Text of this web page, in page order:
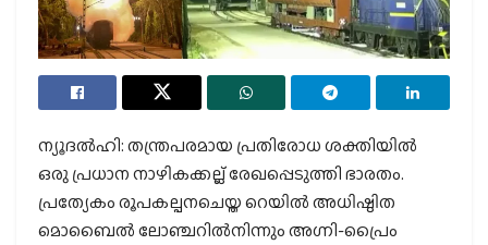
ന്യൂദല്‍ഹി: തന്ത്രപരമായ പ്രതിരോധ ശക്തിയിൽ
ഒരു പ്രധാന നാഴികക്കല്ല് രേഖപ്പെടുത്തി ഭാരതം.
പ്രത്യേകം രൂപകല്പനചെയ്ത റെയില്‍ അധിഷ്ഠിത
മൊബൈല്‍ ലോഞ്ചറില്‍നിന്നും അഗ്നി-പ്രൈം